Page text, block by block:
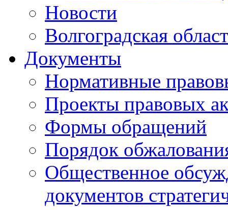
Новости
Волгоградская
Документы
Нормативные
Проекты правовых
Формы обращений
Порядок
Общественное
документов